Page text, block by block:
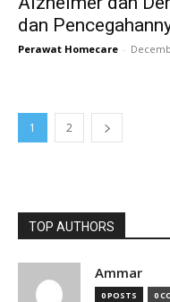
dan
Perawat Homecare -
1 2
TOP AUTHORS
Ammar
0 POSTS 0